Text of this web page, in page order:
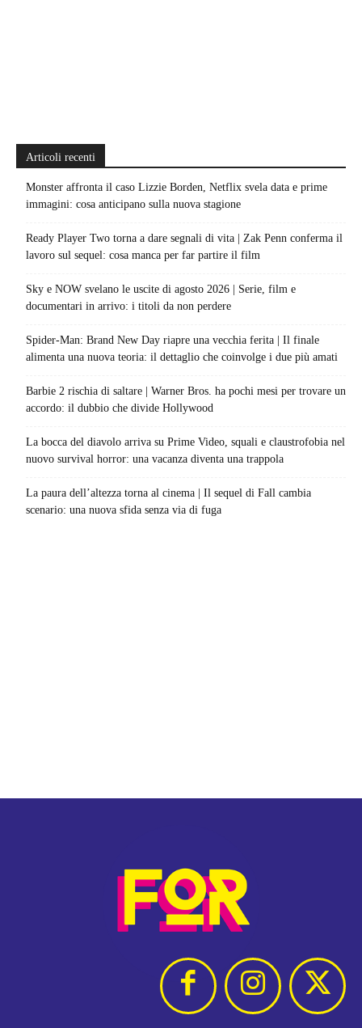
Articoli recenti
Monster affronta il caso Lizzie Borden, Netflix svela data e prime
immagini: cosa anticipano sulla nuova stagione
Ready Player Two torna a dare segnali di vita | Zak Penn conferma il
lavoro sul sequel: cosa manca per far partire il film
Sky e NOW svelano le uscite di agosto 2026 | Serie, film e
documentari in arrivo: i titoli da non perdere
Spider-Man: Brand New Day riapre una vecchia ferita | Il finale
alimenta una nuova teoria: il dettaglio che coinvolge i due più amati
Barbie 2 rischia di saltare | Warner Bros. ha pochi mesi per trovare un
accordo: il dubbio che divide Hollywood
La bocca del diavolo arriva su Prime Video, squali e claustrofobia nel
nuovo survival horror: una vacanza diventa una trappola
La paura dell’altezza torna al cinema | Il sequel di Fall cambia
scenario: una nuova sfida senza via di fuga